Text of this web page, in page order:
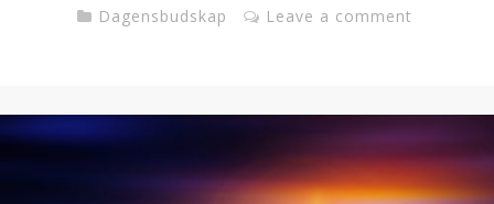
Dagensbudskap Leave a comment